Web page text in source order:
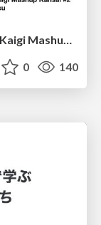
これって Effect でできたのでは? / TSKaigi Mashup Kansai #2
0 140